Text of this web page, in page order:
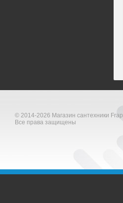
© 2014-2026 Магазин сантехники Frap
Все права защищены